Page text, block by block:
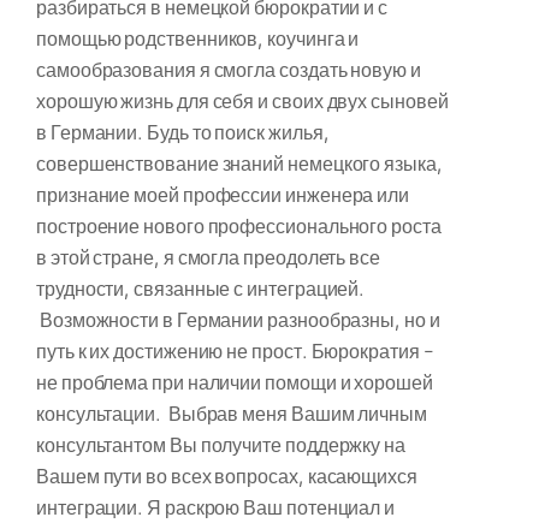
разбираться в немецкой бюрократии и с
помощью родственников, коучинга и
самообразования я смогла создать новую и
хорошую жизнь для себя и своих двух сыновей
в Германии. Будь то поиск жилья,
совершенствование знаний немецкого языка,
признание моей профессии инженера или
построение нового профессионального роста
в этой стране, я смогла преодолеть все
трудности, связанные с интеграцией.
Возможности в Германии разнообразны, но и
путь к их достижению не прост. Бюрократия –
не проблема при наличии помощи и хорошей
консультации. Выбрав меня Вашим личным
консультантом Вы получите поддержку на
Вашем пути во всех вопросах, касающихся
интеграции. Я раскрою Ваш потенциал и